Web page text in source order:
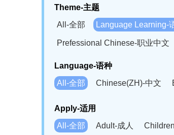
Theme-主题
All-全部
Language Learning-
Prefessional Chinese-职业中文
Language-语种
All-全部
Chinese(ZH)-中文
Bahasa Melayu(MS)-马来语
Swahili(SW)-斯瓦西里语
Apply-适用
All-全部
Adult-成人